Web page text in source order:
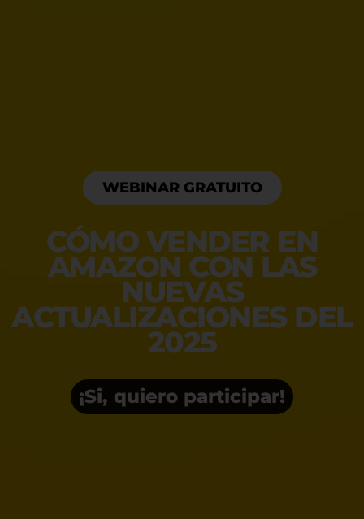
WEBINAR GRATUITO
CÓMO VENDER EN
AMAZON CON LAS
NUEVAS
ACTUALIZACIONES DEL
2025
¡Si, quiero participar!